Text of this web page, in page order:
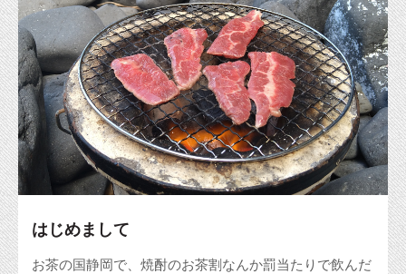
はじめまして
お茶の国静岡で、焼酎のお茶割なんか罰当たりで飲んだ